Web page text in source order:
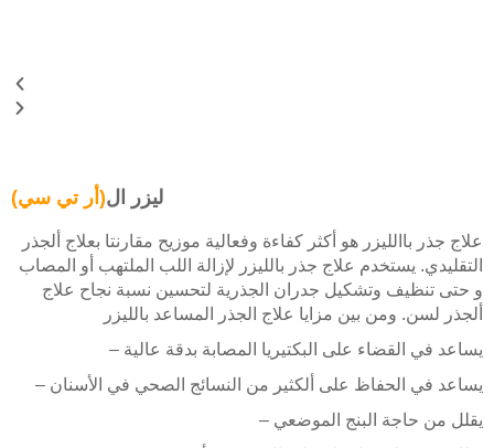
ليزر ال(أر تي سي)
علاج جذر باالليزر هو أكثر كفاءة وفعالية موزيح مقارنتا بعلاج ألجذر
التقليدي. يستخدم علاج جذر بالليزر لإزالة اللب الملتهب أو المصاب
و حتى تنظيف وتشكيل جدران الجذرية لتحسين نسبة نجاح علاج
ألجذر لسن. ومن بين مزايا علاج الجذر المساعد بالليزر
– يساعد في القضاء على البكتيريا المصابة بدقة عالية
– يساعد في الحفاظ على ألكثير من النسائج الصحي في الأسنان
– يقلل من حاجة البنج الموضعي